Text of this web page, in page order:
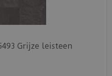
Grijze leisteen